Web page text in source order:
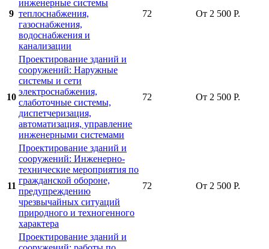
9
инженерные системы
теплоснабжения,
газоснабжения,
водоснабжения и
канализации
72 От 2 500 Р.
10
Проектирование зданий и
сооружений: Наружные
системы и сети
электроснабжения,
слаботочные системы,
диспетчеризация,
автоматизация, управление
инженерными системами
72 От 2 500 Р.
11
Проектирование зданий и
сооружений: Инженерно-
технические мероприятия по
гражданской обороне,
предупреждению
чрезвычайных ситуаций
природного и техногенного
характера
72 От 2 500 Р.
Проектирование зданий и